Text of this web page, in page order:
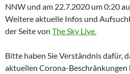
NNW und am 22.7.2020 um 0:20
Weitere aktuelle Infos und
der Seite von The Sky Live.
Bitte haben Sie Verständnis dafür,
aktuellen Corona-